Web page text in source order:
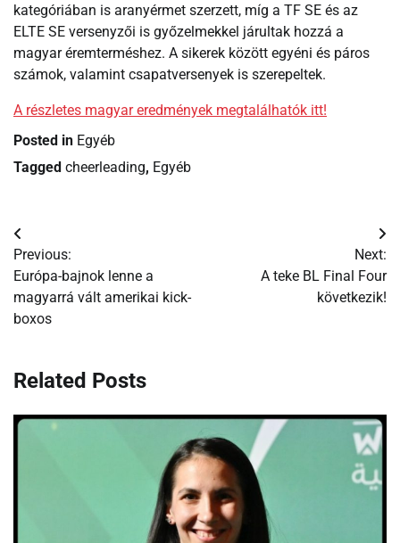
kategóriában is aranyérmet szerzett, míg a TF SE és az
ELTE SE versenyzői is győzelmekkel járultak hozzá a
magyar éremterméshez. A sikerek között egyéni és páros
számok, valamint csapatversenyek is szerepeltek.
A részletes magyar eredmények megtalálhatók itt!
Posted in Egyéb
Tagged cheerleading, Egyéb
Bejegyzés
navigáció
Previous:
Európa-bajnok lenne a
magyarrá vált amerikai kick-
boxos
Next:
A teke BL Final Four
következik!
Related Posts